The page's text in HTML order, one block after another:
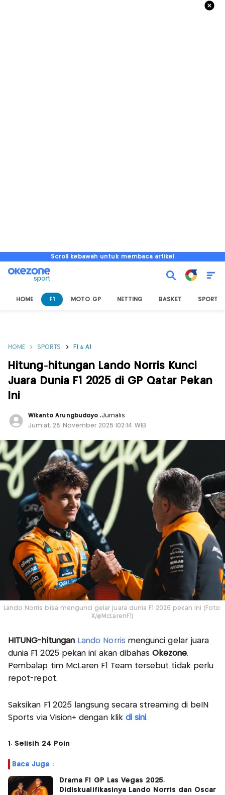
Scroll kebawah untuk membaca artikel
HOME F1 MOTO GP NETTING BASKET SPORT
HOME SPORTS F1 & A1
Hitung-hitungan Lando Norris Kunci
Juara Dunia F1 2025 di GP Qatar Pekan
Ini
Wikanto Arungbudoyo ,Jurnalis
Jum'at, 28 November 2025 |02:14 WIB
Lando Norris bisa mengunci gelar juara dunia F1 2025 pekan ini (Foto:
X/@McLarenF1)
HITUNG-hitungan Lando Norrismengunci gelar juara
dunia F1 2025 pekan ini akan dibahasOkezone.
Pembalap tim McLaren F1 Team tersebut tidak perlu
repot-repot.
Saksikan F1 2025 langsung secara streaming di beIN
Sports via Vision+ dengan klik di sini.
1. Selisih 24 Poin
Baca Juga :
Drama F1 GP Las Vegas 2025,
Didiskualifikasinya Lando Norris dan Oscar